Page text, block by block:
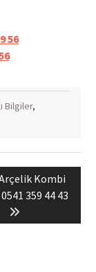
56
Bilgiler,
Kombi
359 44 43